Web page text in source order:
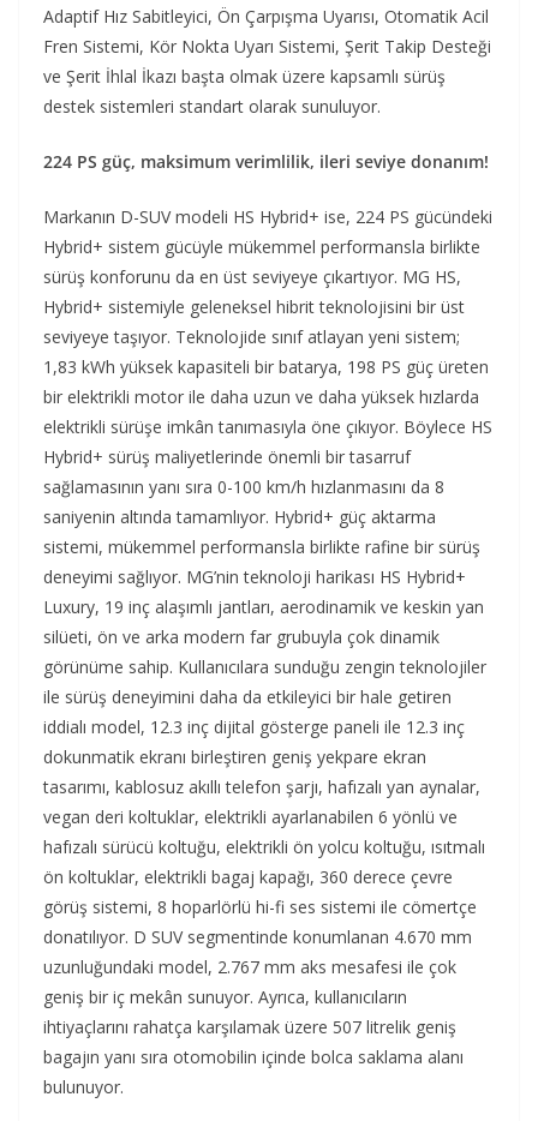
Adaptif Hız Sabitleyici, Ön Çarpışma Uyarısı, Otomatik Acil
Fren Sistemi, Kör Nokta Uyarı Sistemi, Şerit Takip Desteği
ve Şerit İhlal İkazı başta olmak üzere kapsamlı sürüş
destek sistemleri standart olarak sunuluyor.
224 PS güç, maksimum verimlilik, ileri seviye donanım!
Markanın D-SUV modeli HS Hybrid+ ise, 224 PS gücündeki
Hybrid+ sistem gücüyle mükemmel performansla birlikte
sürüş konforunu da en üst seviyeye çıkartıyor. MG HS,
Hybrid+ sistemiyle geleneksel hibrit teknolojisini bir üst
seviyeye taşıyor. Teknolojide sınıf atlayan yeni sistem;
1,83 kWh yüksek kapasiteli bir batarya, 198 PS güç üreten
bir elektrikli motor ile daha uzun ve daha yüksek hızlarda
elektrikli sürüşe imkân tanımasıyla öne çıkıyor. Böylece HS
Hybrid+ sürüş maliyetlerinde önemli bir tasarruf
sağlamasının yanı sıra 0-100 km/h hızlanmasını da 8
saniyenin altında tamamlıyor. Hybrid+ güç aktarma
sistemi, mükemmel performansla birlikte rafine bir sürüş
deneyimi sağlıyor. MG’nin teknoloji harikası HS Hybrid+
Luxury, 19 inç alaşımlı jantları, aerodinamik ve keskin yan
silüeti, ön ve arka modern far grubuyla çok dinamik
görünüme sahip. Kullanıcılara sunduğu zengin teknolojiler
ile sürüş deneyimini daha da etkileyici bir hale getiren
iddialı model, 12.3 inç dijital gösterge paneli ile 12.3 inç
dokunmatik ekranı birleştiren geniş yekpare ekran
tasarımı, kablosuz akıllı telefon şarjı, hafızalı yan aynalar,
vegan deri koltuklar, elektrikli ayarlanabilen 6 yönlü ve
hafızalı sürücü koltuğu, elektrikli ön yolcu koltuğu, ısıtmalı
ön koltuklar, elektrikli bagaj kapağı, 360 derece çevre
görüş sistemi, 8 hoparlörlü hi-fi ses sistemi ile cömertçe
donatılıyor. D SUV segmentinde konumlanan 4.670 mm
uzunluğundaki model, 2.767 mm aks mesafesi ile çok
geniş bir iç mekân sunuyor. Ayrıca, kullanıcıların
ihtiyaçlarını rahatça karşılamak üzere 507 litrelik geniş
bagajın yanı sıra otomobilin içinde bolca saklama alanı
bulunuyor.